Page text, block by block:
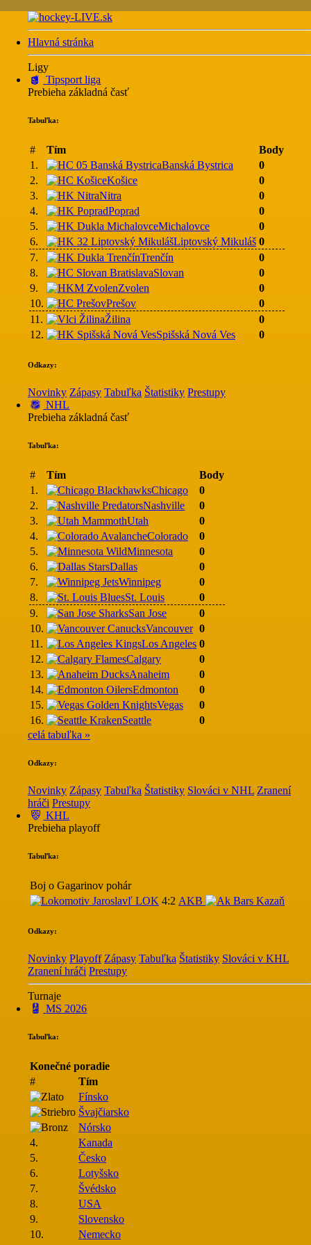
Hlavná stránka
Ligy
Tipsport liga
Prebieha základná časť
Tabuľka:
# Tím
Body
1.
Banská Bystrica
0
2.
Košice
0
3.
Nitra
0
4.
Poprad
0
5.
Michalovce
0
6.
Liptovský Mikuláš 0
7.
Trenčín
0
8.
Slovan
0
9.
Zvolen
0
10.
Prešov
0
11.
Žilina
0
12.
Spišská Nová Ves 0
Odkazy:
Novinky Zápasy Tabuľka Štatistiky Prestupy
NHL
Prebieha základná časť
Tabuľka:
# Tím
Body
1.
Chicago
0
2.
Nashville
0
3.
Utah
0
4.
Colorado
0
5.
Minnesota
0
6.
Dallas
0
7.
Winnipeg
0
8.
St. Louis
0
9.
San Jose
0
10.
Vancouver 0
11.
Los Angeles 0
12.
Calgary
0
13.
Anaheim
0
14.
Edmonton
0
15.
Vegas
0
16.
Seattle
0
celá tabuľka »
Odkazy:
Novinky Zápasy Tabuľka Štatistiky Slováci v NHL Zranení
hráči Prestupy
KHL
Prebieha playoff
Tabuľka:
Boj o Gagarinov pohár
LOK 4:2 AKB
Odkazy:
Novinky Playoff Zápasy Tabuľka Štatistiky Slováci v KHL
Zranení hráči Prestupy
Turnaje
MS 2026
Tabuľka:
Konečné poradie
#
Tím
Fínsko
Švajčiarsko
Nórsko
4.
Kanada
5.
Česko
6.
Lotyšsko
7.
Švédsko
8.
USA
9.
Slovensko
10.
Nemecko